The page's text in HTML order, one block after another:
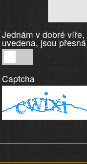
Jednám v dobré
uvedena, jsou
v
dobré
informace
Captcha